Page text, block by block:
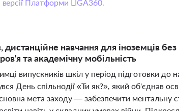
версії Платформи LIGA360.
навчання для іноземців
та академічну мобільність
випускників шкіл у період підготовки до
День спільнодії «Ти як?», який об'єднав
мета заходу — забезпечити ментальну